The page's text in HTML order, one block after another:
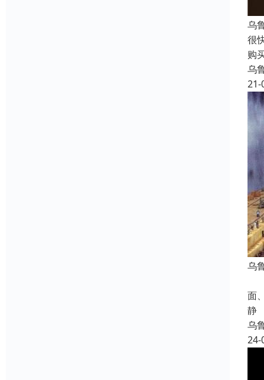
乌
很
购
乌
21-
乌
面
静
乌
24-